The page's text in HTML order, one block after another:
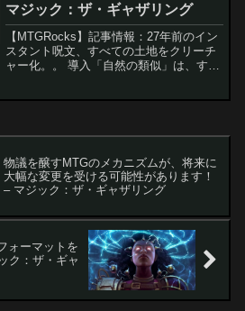
マジック：ザ・ギャザリング
【MTGRocks】記事情報：27年前のイン
スタント呪文、すべての土地をクリーチ
ャー化。。 導入「自然の類似」は、すべ
物議を醸すMTGのメカニズムが、将来に
大幅な変更を受ける可能性があります！
– マジック：ザ・ギャザリング
ォーマットを
ク：ザ・ギャ